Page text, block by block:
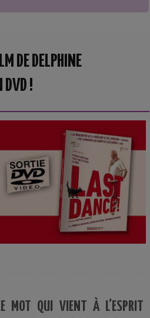
DE DELPHINE
DVD !
MOT QUI VIENT À L’ESPRIT